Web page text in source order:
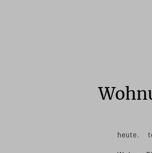
heute.